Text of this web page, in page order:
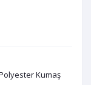
Kumaş